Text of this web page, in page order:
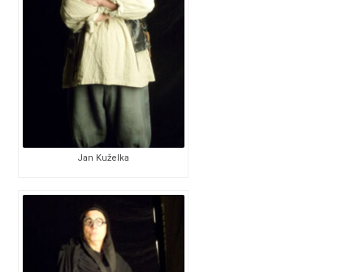
Jan Kuželka